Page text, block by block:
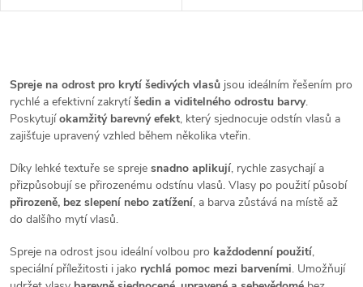
KOŘÍNKŮ.
KOŘÍNKŮ.
v
l
á
d
a
c
Spreje na odrost pro krytí šedivých vlasů jsou ideálním řešením pro
rychlé a efektivní zakrytíšedin a viditelného odrostu barvy.
Poskytujíokamžitý barevný efekt, který sjednocuje odstín vlasů a
zajišťuje upravený vzhled během několika vteřin.
Díky lehké textuře se spreje snadno aplikují, rychle zasychají a
přizpůsobují se přirozenému odstínu vlasů. Vlasy po použití působí
přirozeně, bez slepení nebo zatížení, a barva zůstává na místě až
do dalšího mytí vlasů.
Spreje na odrost jsou ideální volbou pro každodenní použití,
speciální příležitosti i jako rychlá pomoc mezi barveními. Umožňují